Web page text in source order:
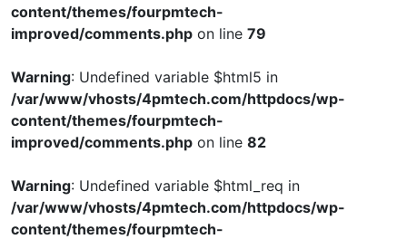
content/themes/fourpmtech-
improved/comments.php on line 79
Warning: Undefined variable $html5 in
/var/www/vhosts/4pmtech.com/httpdocs/wp-
content/themes/fourpmtech-
improved/comments.php on line 82
Warning: Undefined variable $html_req in
/var/www/vhosts/4pmtech.com/httpdocs/wp-
content/themes/fourpmtech-